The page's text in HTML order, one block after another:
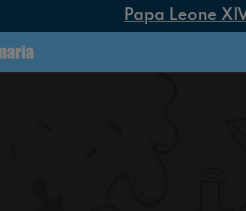
Papa Leone